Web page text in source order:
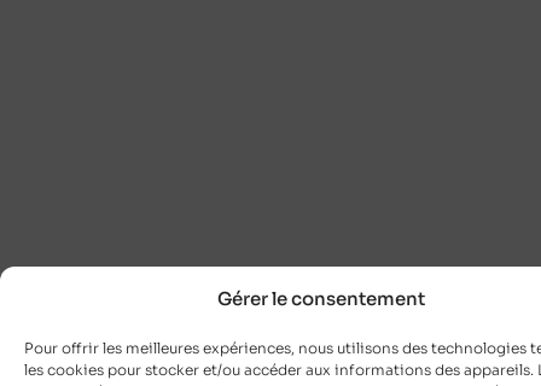
Gérer le consentement
Pour offrir les meilleures expériences, nous utilisons des technologies
les cookies pour stocker et/ou accéder aux informations des appareils.